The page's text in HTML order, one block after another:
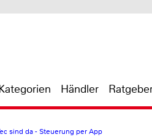
Händler
sind da - Steuerung per App